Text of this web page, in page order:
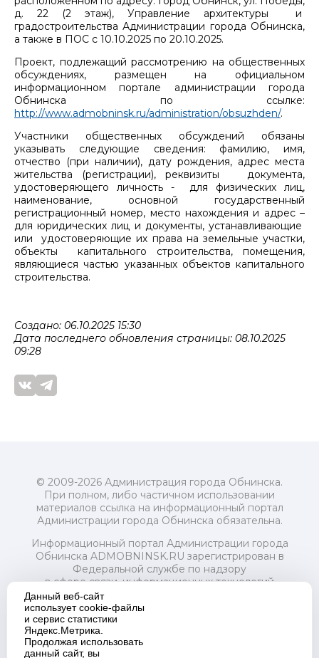
д. 22 (2 этаж), Управление архитектуры и
градостроительства Администрации города Обнинска,
а также в ПОС с 10.10.2025 по 20.10.2025.
Проект, подлежащий рассмотрению на общественных
обсуждениях, размещен на официальном
информационном портале администрации города
Обнинска по ссылке:
http://www.admobninsk.ru/administration/obsuzhden/.
Участники общественных обсуждений обязаны
указывать следующие сведения: фамилию, имя,
отчество (при наличии), дату рождения, адрес места
жительства (регистрации), реквизиты документа,
удостоверяющего личность - для физических лиц,
наименование, основной государственный
регистрационный номер, место нахождения и адрес –
для юридических лиц и документы, устанавливающие
или удостоверяющие их права на земельные участки,
объекты капитального строительства, помещения,
являющиеся частью указанных объектов капитального
строительства.
Создано: 06.10.2025 15:30
Дата последнего обновления страницы: 08.10.2025
09:28
© 2009-2026 Администрация города Обнинска.
При полном, либо частичном использовании
материалов ссылка на информационный портал
Администрации города Обнинска обязательна.
Информационный портал Администрации города
Обнинска ADMOBNINSK.RU зарегистрирован в
Федеральной службе по надзору
в сфере связи, информационных технологий
и массовых коммуникаций (Роскомнадзор) 24 июля
2018 года.
Свидетельство о регистрации Эл № ФС77-73321
Учредитель: Администрация (исполнительно-
Данный веб-сайт
использует cookie-файлы
и сервис статистики
Яндекс.Метрика.
Продолжая использовать
данный сайт, вы